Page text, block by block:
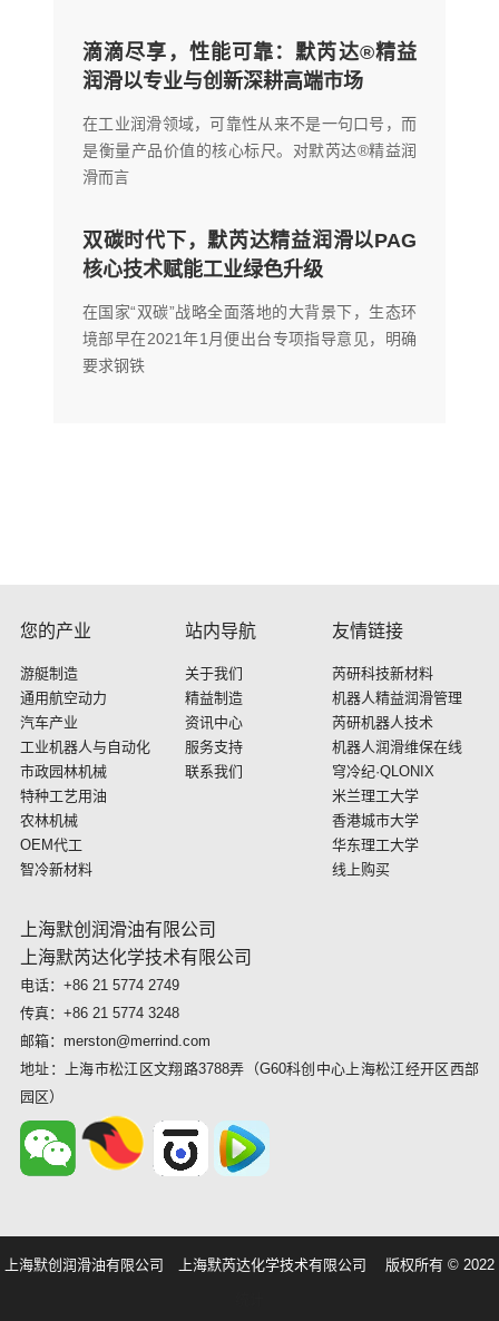
滴滴尽享，性能可靠：默芮达®精益
润滑以专业与创新深耕高端市场
在工业润滑领域，可靠性从来不是一句口号，而
是衡量产品价值的核心标尺。对默芮达®精益润
滑而言
双碳时代下，默芮达精益润滑以PAG
核心技术赋能工业绿色升级
在国家“双碳”战略全面落地的大背景下，生态环
境部早在2021年1月便出台专项指导意见，明确
要求钢铁
您的产业
游艇制造
通用航空动力
汽车产业
工业机器人与自动化
市政园林机械
特种工艺用油
农林机械
OEM代工
智冷新材料
站内导航
关于我们
精益制造
资讯中心
服务支持
联系我们
友情链接
芮研科技新材料
机器人精益润滑管理
芮研机器人技术
机器人润滑维保在线
穹冷纪·QLONIX
米兰理工大学
香港城市大学
华东理工大学
线上购买
上海默创润滑油有限公司
上海默芮达化学技术有限公司
电话：+86 21 5774 2749
传真：+86 21 5774 3248
邮箱：merston@merrind.com
地址：上海市松江区文翔路3788弄（G60科创中心上海松江经开区西部
园区）
上海默创润滑油有限公司 上海默芮达化学技术有限公司 版权所有 © 2022